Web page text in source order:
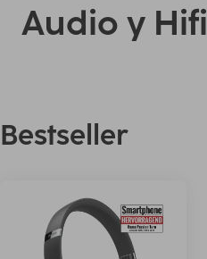
Audio y Hifi
Bestseller